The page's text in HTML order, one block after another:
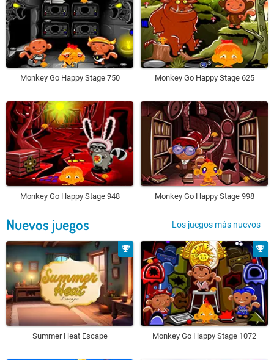
Monkey Go Happy Stage 750 Monkey Go Happy Stage 625
Monkey Go Happy Stage 948 Monkey Go Happy Stage 998
Nuevos juegos Los juegos más nuevos
Summer Heat Escape Monkey Go Happy Stage 1072